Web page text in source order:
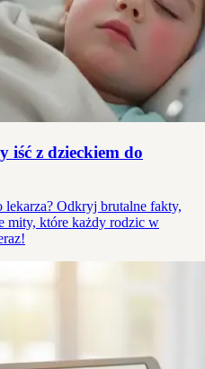
iść z dzieckiem do
Odkryj brutalne fakty,
mity, które każdy rodzic w